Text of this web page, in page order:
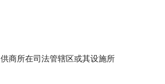
商所在司法管辖区或其设施所